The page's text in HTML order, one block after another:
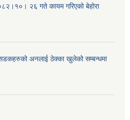
२६ गते कायम गरिएको बेहोरा
सडकहरुको अनलाई ठेक्का खुलेको सम्बन्धमा